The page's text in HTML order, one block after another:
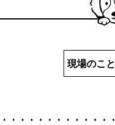
現場のこと